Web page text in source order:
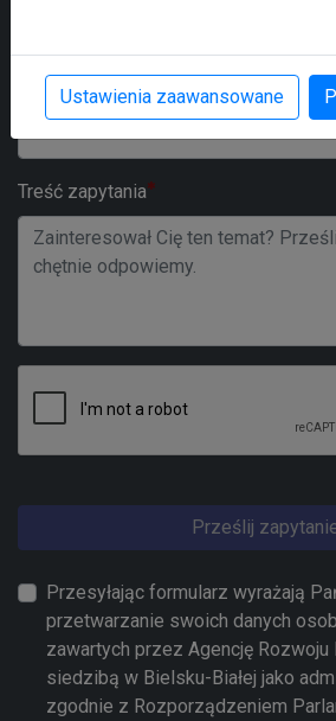
Numer telefonu
Treść zapytania
Prześlij
Przesyłając formularz wyrażają
przetwarzanie swoich danych
zawartych przez Agencję Rozwoju
siedzibą w Bielsku-Białej jako
zgodnie z Rozporządzeniem
Ustawienia zaawansowane